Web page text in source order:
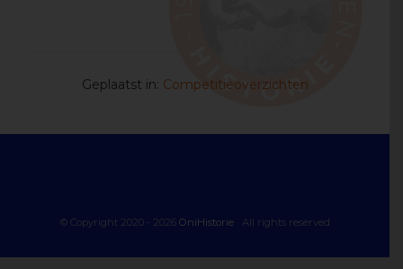
Geplaatst in: Competitieoverzichten
© Copyright 2020 - 2026 OniHistorie· All rights reserved